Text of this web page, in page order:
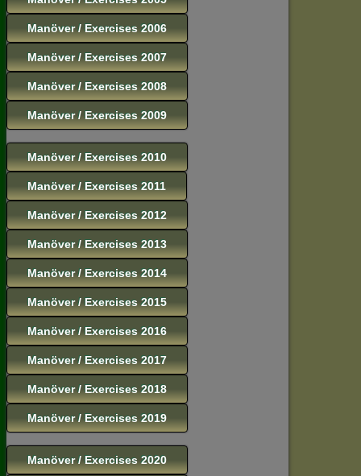
Manöver / Exercises 2006
Manöver / Exercises 2007
Manöver / Exercises 2008
Manöver / Exercises 2009
Manöver / Exercises 2010
Manöver / Exercises 2011
Manöver / Exercises 2012
Manöver / Exercises 2013
Manöver / Exercises 2014
Manöver / Exercises 2015
Manöver / Exercises 2016
Manöver / Exercises 2017
Manöver / Exercises 2018
Manöver / Exercises 2019
Manöver / Exercises 2020